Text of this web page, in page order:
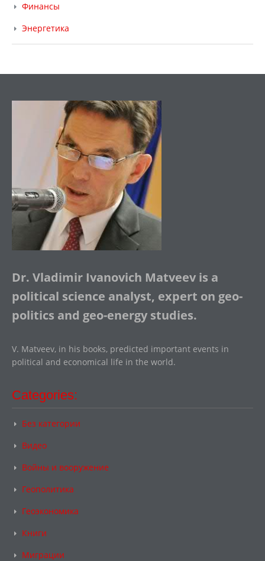
Финансы
Энергетика
Dr. Vladimir Ivanovich Matveev is a
political science analyst, expert on geo-
politics and geo-energy studies.
V. Matveev, in his books, predicted important events in
political and economical life in the world.
Categories:
Без категории
Видео
Войны и вооружение
Геополитика
Геоэкономика
Книги
Миграции